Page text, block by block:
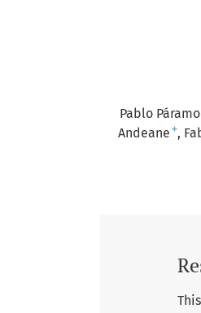
Pablo Páramo
Andeane +